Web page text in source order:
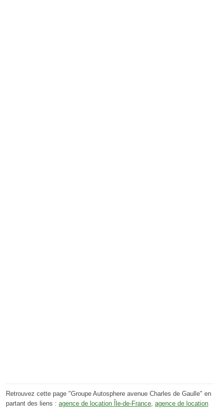
Retrouvez cette page "Groupe Autosphere avenue Charles de Gaulle" en
partant des liens : agence de location Île-de-France, agence de location